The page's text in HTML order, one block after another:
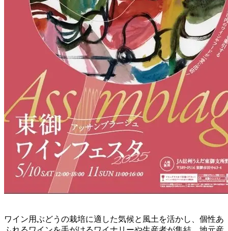
ワイン用ぶどうの栽培に適した気候と風土を活かし、個性あ